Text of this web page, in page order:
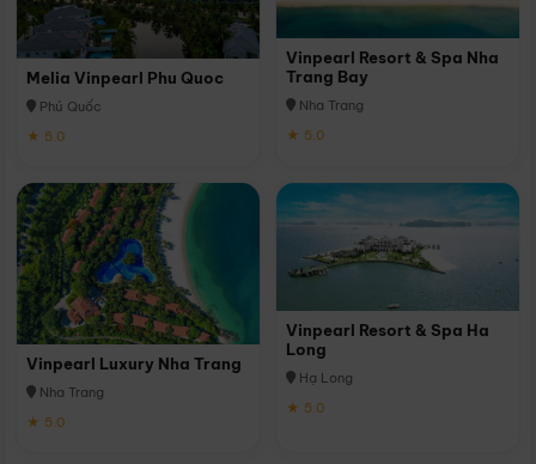
Melia Vinpearl Phu Quoc
Phú Quốc
★ 5.0
Vinpearl Resort & Spa Nha
Trang Bay
Nha Trang
★ 5.0
Vinpearl Luxury Nha Trang
Nha Trang
★ 5.0
Vinpearl Resort & Spa Ha
Long
Hạ Long
★ 5.0